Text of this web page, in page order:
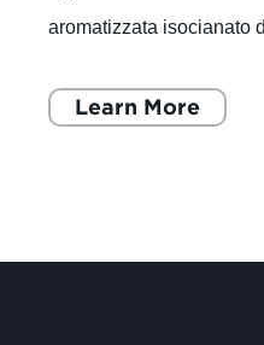
aromatizzata isocianato
Learn More